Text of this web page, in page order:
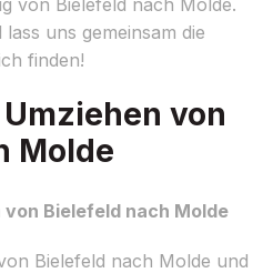
uns gemeinsam die
finden!
von
Molde
Bielefeld nach Molde
Bielefeld nach Molde und